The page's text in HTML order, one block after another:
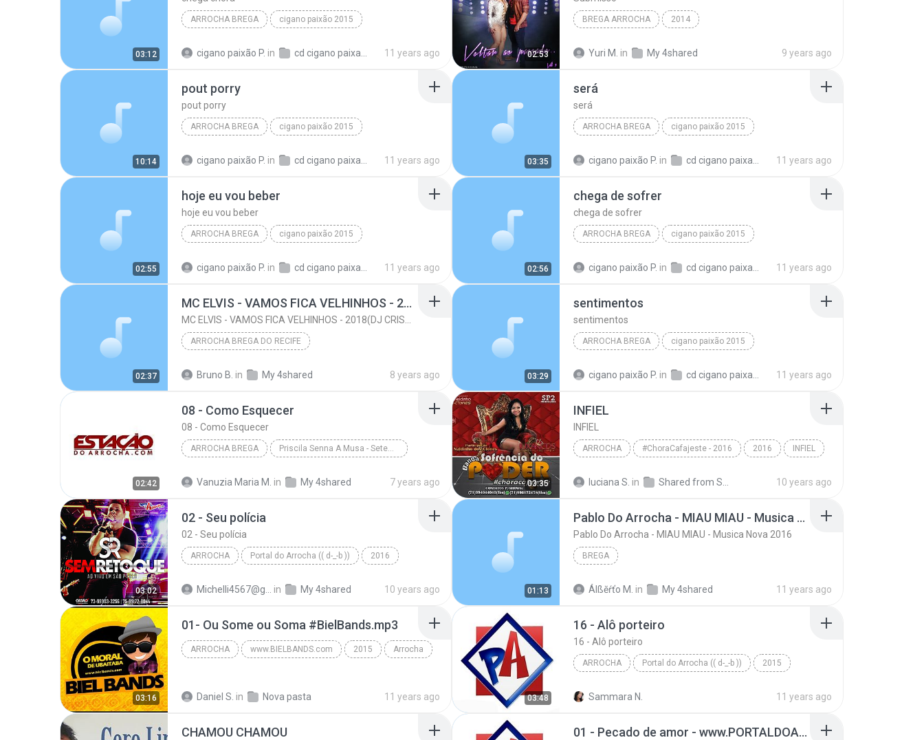
03:12
ARROCHA BREGA cigano paixão 2015
cigano paixão P. in 11 years ago 02:53
BREGA ARROCHA 2014
Yuri M. in My 4shared 9 years ago
10:14
pout porry
pout porry
ARROCHA BREGA cigano paixão 2015
cigano paixão P. in 11 years ago 03:35
será
será
ARROCHA BREGA cigano paixão 2015
cigano paixão P. in 11 years ago
02:55
hoje eu vou beber
hoje eu vou beber
ARROCHA BREGA cigano paixão 2015
cigano paixão P. in 11 years ago 02:56
chega de sofrer
chega de sofrer
ARROCHA BREGA cigano paixão 2015
cigano paixão P. in 11 years ago
02:37
MC ELVIS - VAMOS FICA VELHINHOS - 2018(DJ CRISS OFICIAL)
ARROCHA BREGA DO RECIFE
ARROCHA BREGA DO RECIFE
Bruno B. in My 4shared 8 years ago 03:29
sentimentos
sentimentos
ARROCHA BREGA cigano paixão 2015
cigano paixão P. in 11 years ago
02:42
08 - Como Esquecer
08 - Como Esquecer
ARROCHA BREGA Priscila Senna A Musa - Setembro 2019
Vanuzia Maria M. in My 4shared 7 years ago 03:35
INFIEL
INFIEL
ARROCHA #ChoraCafajeste - 2016 2016 INFIEL
luciana S. in 10 years ago
03:02
02 - Seu polícia
02 - Seu polícia
ARROCHA Portal do Arrocha (( d-_-b )) 2016
in My 4shared 10 years ago 01:13
Pablo Do Arrocha - MIAU MIAU - Musica Nova 2016
Pablo Do Arrocha - MIAU MIAU - Musica Nova 2016
BREGA
Álßĕŕťo M. in My 4shared 11 years ago
03:16
01- Ou Some ou Soma #BielBands.mp3
ARROCHA www.BIELBANDS.com 2015 Arrocha
Daniel S. in Nova pasta 11 years ago 03:48
16 - Alô porteiro
16 - Alô porteiro
ARROCHA Portal do Arrocha (( d-_-b )) 2015
Sammara N. 11 years ago
CHAMOU CHAMOU 01 - Pecado de amor - www.PORTALDOARROCHA.com.br